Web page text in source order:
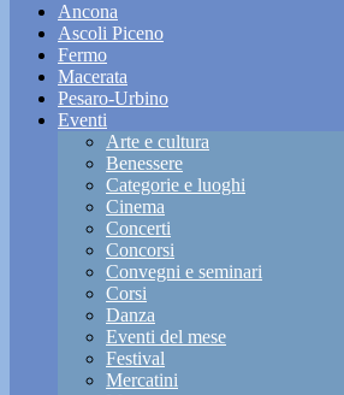
Ancona
Ascoli Piceno
Fermo
Macerata
Pesaro-Urbino
Eventi
Arte e cultura
Benessere
Categorie e luoghi
Cinema
Concerti
Concorsi
Convegni e seminari
Corsi
Danza
Eventi del mese
Festival
Mercatini